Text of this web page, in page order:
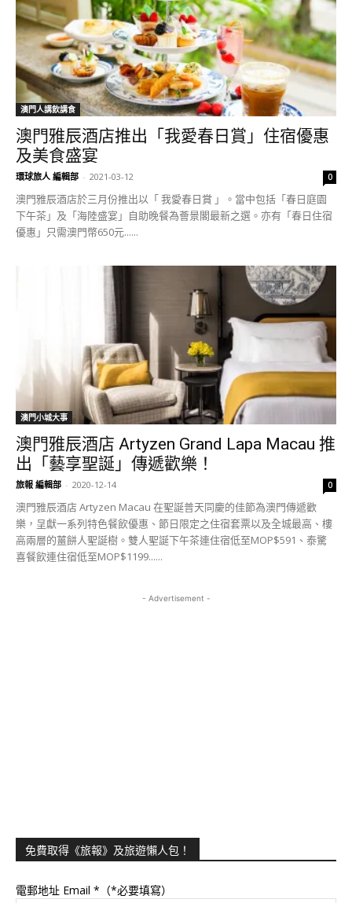
澳門人講飲講食
澳門雅辰酒店推出「我愛春日賞」住宿優惠
及美食盛宴
環球旅人 編輯部 - 2021-03-12 0
澳門雅辰酒店於三月份推出以「 我愛春日賞 」。當中包括「春日庭園
下午茶」及「海陸盛宴」自助晚餐為薈景閣最新之選。亦有「春日住宿
優惠」只需澳門幣650元......
澳門小城大事
澳門雅辰酒店 Artyzen Grand Lapa Macau 推
出「藝享聖誕」傳遞歡樂！
旅報 編輯部 - 2020-12-14 0
澳門雅辰酒店 Artyzen Macau 在聖誕普天同慶的佳節為澳門傳遞歡
樂，呈獻一系列特色餐飲優惠、節日限定之住宿套票以及全城最高、樓
高兩層的薑餅人聖誕樹。雙人聖誕下午茶連住宿低至MOP$591、泰驚
喜餐飲連住宿低至MOP$1199......
- Advertisement -
免費取得《旅報》及旅遊懶人包！
電郵地址 Email *（*必要填寫）